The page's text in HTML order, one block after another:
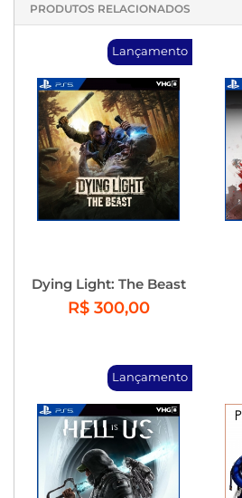
PRODUTOS RELACIONADOS
Lançamento
Dying Light: The Beast
R$ 300,00
Lançamento